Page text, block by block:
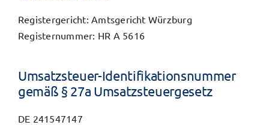
Registergericht: Amtsgericht Würzburg
Registernummer: HR A 5616
Umsatzsteuer-Identifikations­nummer
gemäß § 27a Umsatz­steuer­gesetz
DE 241547147